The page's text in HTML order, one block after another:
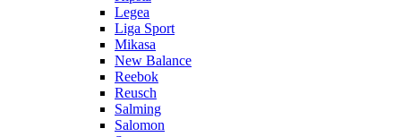
Legea
Liga Sport
Mikasa
New Balance
Reebok
Reusch
Salming
Salomon